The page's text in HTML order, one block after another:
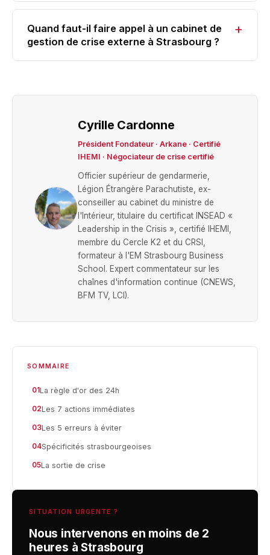
opérationnel concerné (faits), et un consultant
Elle ne doit pas dépasser 6 à 8 personnes.
quelques heures. Il faut désigner un seul
responsable pour surveiller et répondre, ne jamais
supprimer des commentaires négatifs (cela
aggrave systématiquement), ne répondre qu'après
débattre publiquement. À Strasbourg, les
peuvent propager une information très rapidement.
Quand faut-il faire appel à un cabinet de
gestion de crise externe à Strasbourg ?
+
ou dès que la réputation du dirigeant est
apporte le recul, la méthode et les ressources que
l'organisation ne peut pas mobiliser de l'intérieur.
Cyrille Cardonne
Président Fondateur · Arkane · Certifié
IHEMI · Négociateur de crise certifié
Officier supérieur de gendarmerie,
Légion Étrangère Parachutiste, ex-
conseiller au cabinet du ministre de
l'Intérieur, titulaire du certificat INSEAD «
Leadership in the Crisis », certifié IHEMI,
membre du Cercle K2 et du CRSI,
formateur à l'EM Strasbourg Business
School. Expert commentateur sur les
chaînes d'information continue (CNEWS,
BFM TV, LCI).
SOMMAIRE
01La règle d'or des 24h
02Les 7 actions immédiates
03Les 5 erreurs à éviter
04Spécificités strasbourgeoises
05La sortie de crise
SITUATION URGENTE ?
Nous intervenons en moins de 2
heures à Strasbourg